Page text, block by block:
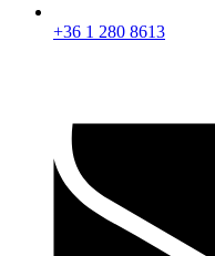
+36 1 280 8613